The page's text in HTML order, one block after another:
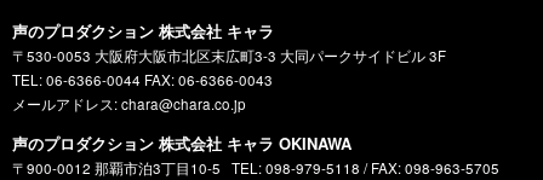
声のプロダクション 株式会社 キャラ
〒530-0053 大阪府大阪市北区末広町3-3 大同パークサイドビル 3F
TEL: 06-6366-0044 FAX: 06-6366-0043
メールアドレス: chara@chara.co.jp
声のプロダクション 株式会社 キャラ OKINAWA
〒900-0012 那覇市泊3丁目10-5
TEL: 098-979-5118 / FAX: 098-963-5705